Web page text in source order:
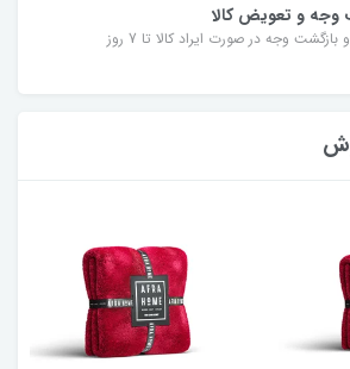
وجه و تعویض کالا
وجه در صورت ایراد کالا تا 7 روز